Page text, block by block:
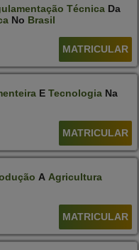
TécnicaDa
No Brasil
MATRICULAR
E TecnologiaNa
MATRICULAR
A Agricultura
MATRICULAR